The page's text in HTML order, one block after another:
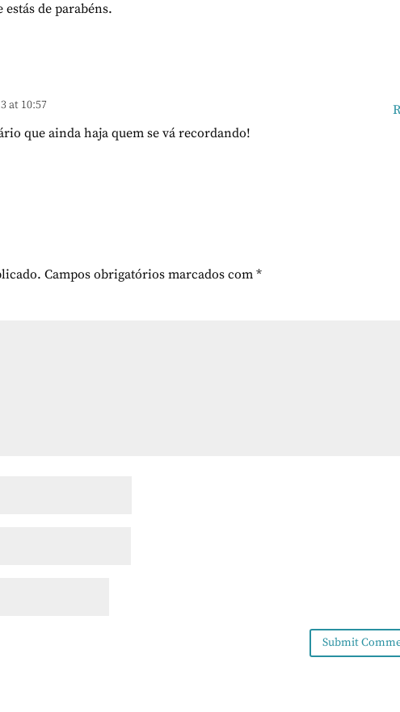
de parabéns.
at 10:57
que ainda haja quem se vá recordando!
Campos obrigatórios marcados com *